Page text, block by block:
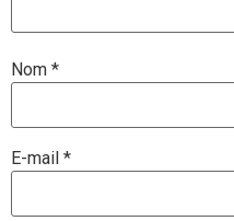
Nom *
E-mail *